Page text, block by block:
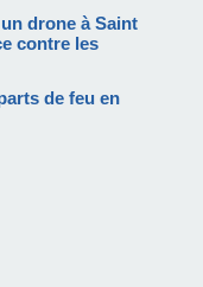
drone à Saint
contre les
de feu en